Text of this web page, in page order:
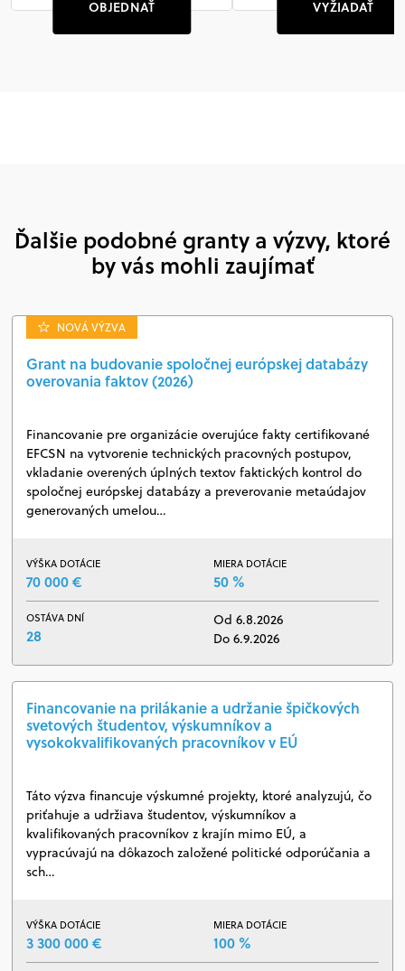
OBJEDNAŤ VYŽIADAŤ
Ďalšie podobné granty a výzvy, ktoré
by vás mohli zaujímať
NOVÁ VÝZVA
Grant na budovanie spoločnej európskej databázy
overovania faktov (2026)
Financovanie pre organizácie overujúce fakty certifikované
EFCSN na vytvorenie technických pracovných postupov,
vkladanie overených úplných textov faktických kontrol do
spoločnej európskej databázy a preverovanie metaúdajov
generovaných umelou…
VÝŠKA DOTÁCIE
70 000 €
MIERA DOTÁCIE
50 %
OSTÁVA DNÍ
28
Od 6.8.2026
Do 6.9.2026
Financovanie na prilákanie a udržanie špičkových
svetových študentov, výskumníkov a
vysokokvalifikovaných pracovníkov v EÚ
Táto výzva financuje výskumné projekty, ktoré analyzujú, čo
priťahuje a udržiava študentov, výskumníkov a
kvalifikovaných pracovníkov z krajín mimo EÚ, a
vypracúvajú na dôkazoch založené politické odporúčania a
sch…
VÝŠKA DOTÁCIE
3 300 000 €
MIERA DOTÁCIE
100 %